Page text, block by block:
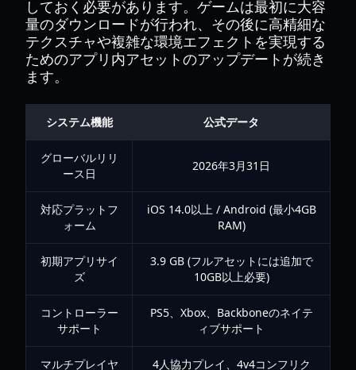
しておく必要があります。ゲームは最初に大容
量のダウンロードが行われ、その後に高精細な
テクスチャや複雑な環境エフェクトを実現する
ためのアプリ内アセットのアップデートが続き
ます。
システム機能 公式データ
グローバルリリ
ース日
2026年3月31日
対応プラットフ
ォーム
iOS 14.0以上 / Android (最小4GB
RAM)
初期アプリサイ
ズ
3.9 GB (フルアセットには追加で
10GB以上必要)
コントローラー
サポート
PS5、Xbox、Backboneのネイテ
ィブサポート
マルチプレイヤ 4人協力プレイ、4v4コンフリク